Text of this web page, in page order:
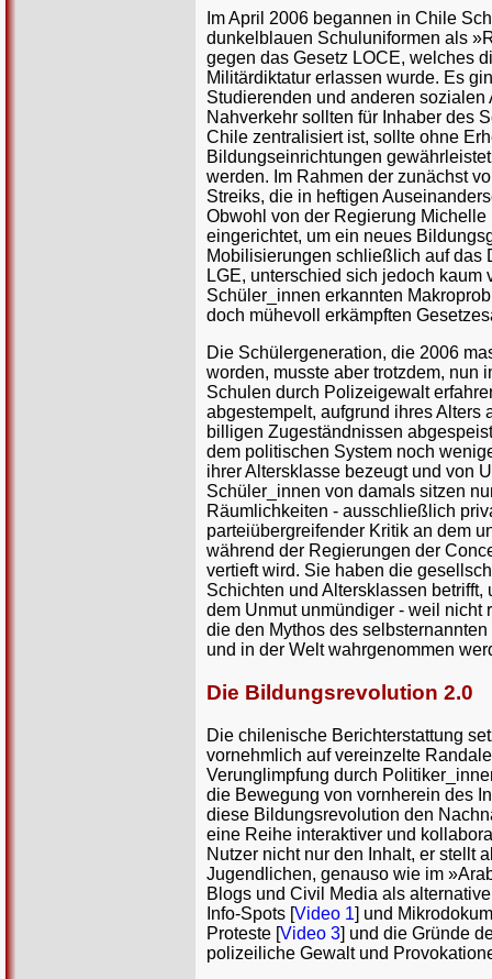
Im April 2006 begannen in Chile
dunkelblauen Schuluniformen als
gegen das Gesetz LOCE, welches
Militärdiktatur erlassen wurde. Es
Studierenden und anderen
Nahverkehr sollten für Inhaber des
Chile zentralisiert ist, sollte ohne
Bildungseinrichtungen
werden. Im Rahmen der zunächst
Streiks, die in heftigen
Obwohl von der Regierung
eingerichtet, um ein neues
Mobilisierungen schließlich auf das
LGE, unterschied sich jedoch
Schüler_innen erkannten
doch mühevoll erkämpften
Die Schülergeneration, die 2006
worden, musste aber trotzdem, nun
Schulen durch Polizeigewalt
abgestempelt, aufgrund ihres
billigen Zugeständnissen
dem politischen System noch
ihrer Altersklasse bezeugt und von
Schüler_innen von damals sitzen
Räumlichkeiten - ausschließlich
parteiübergreifender Kritik an dem
während der Regierungen der
vertieft wird. Sie haben die
Schichten und Altersklassen
dem Unmut unmündiger - weil nicht
die den Mythos des
und in der Welt wahrgenommen
Die Bildungsrevolution 2.0
Die chilenische Berichterstattung
vornehmlich auf vereinzelte
Verunglimpfung durch
die Bewegung von vornherein des
diese Bildungsrevolution den
eine Reihe interaktiver und
Nutzer nicht nur den Inhalt, er stellt
Jugendlichen, genauso wie im
Blogs und Civil Media als
Info-Spots [Video 1] und
Proteste [Video 3] und die Gründe
polizeiliche Gewalt und